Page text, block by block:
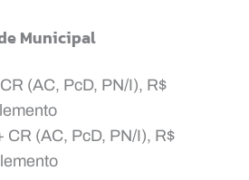
Municipal
(AC, PcD, PN/I), R$
CR (AC, PcD, PN/I), R$